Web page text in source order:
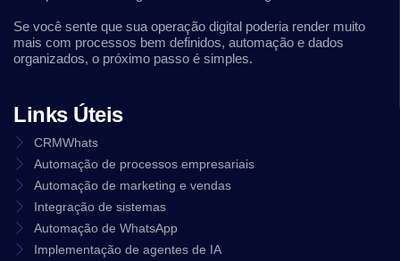
Se você sente que sua operação digital poderia render muito
mais com processos bem definidos, automação e dados
organizados, o próximo passo é simples.
Links Úteis
CRMWhats
Automação de processos empresariais
Automação de marketing e vendas
Integração de sistemas
Automação de WhatsApp
Implementação de agentes de IA